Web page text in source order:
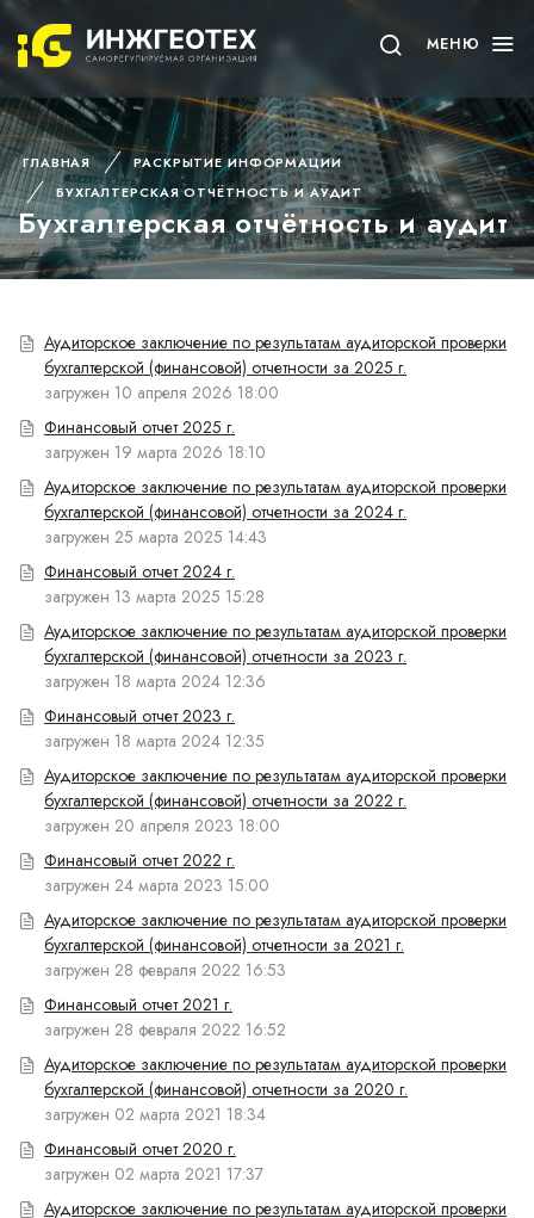
МЕНЮ
ГЛАВНАЯ
РАСКРЫТИЕ ИНФОРМАЦИИ
БУХГАЛТЕРСКАЯ ОТЧЁТНОСТЬ И АУДИТ
Бухгалтерская отчётность и аудит
Аудиторское заключение по результатам аудиторской проверки
бухгалтерской (финансовой) отчетности за 2025 г.
загружен 10 апреля 2026 18:00
Финансовый отчет 2025 г.
загружен 19 марта 2026 18:10
Аудиторское заключение по результатам аудиторской проверки
бухгалтерской (финансовой) отчетности за 2024 г.
загружен 25 марта 2025 14:43
Финансовый отчет 2024 г.
загружен 13 марта 2025 15:28
Аудиторское заключение по результатам аудиторской проверки
бухгалтерской (финансовой) отчетности за 2023 г.
загружен 18 марта 2024 12:36
Финансовый отчет 2023 г.
загружен 18 марта 2024 12:35
Аудиторское заключение по результатам аудиторской проверки
бухгалтерской (финансовой) отчетности за 2022 г.
загружен 20 апреля 2023 18:00
Финансовый отчет 2022 г.
загружен 24 марта 2023 15:00
Аудиторское заключение по результатам аудиторской проверки
бухгалтерской (финансовой) отчетности за 2021 г.
загружен 28 февраля 2022 16:53
Финансовый отчет 2021 г.
загружен 28 февраля 2022 16:52
Аудиторское заключение по результатам аудиторской проверки
бухгалтерской (финансовой) отчетности за 2020 г.
загружен 02 марта 2021 18:34
Финансовый отчет 2020 г.
загружен 02 марта 2021 17:37
Аудиторское заключение по результатам аудиторской проверки